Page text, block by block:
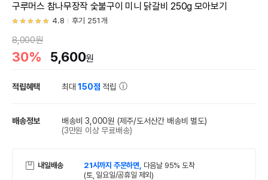
구루머스 참나무장작 숯불구이 미니 닭갈비 250g 모아보기
4.8 후기 251개
8,000원
30% 5,600원
적립혜택 최대150점 적립
배송정보 배송비 3,000원 (제주/도서산간 배송비 별도)
(3만원 이상 무료배송)
내일배송 21시까지 주문하면, 다음날 95% 도착
(토, 일요일/공휴일 제외)